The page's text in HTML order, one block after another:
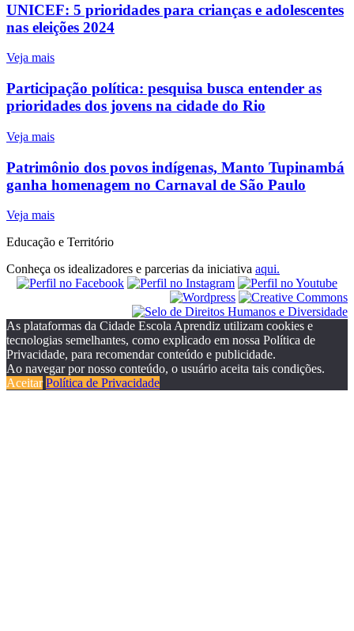
UNICEF: 5 prioridades para crianças e adolescentes
nas eleições 2024
Veja mais
Participação política: pesquisa busca entender as
prioridades dos jovens na cidade do Rio
Veja mais
Patrimônio dos povos indígenas, Manto Tupinambá
ganha homenagem no Carnaval de São Paulo
Veja mais
Educação e Território
Conheça os idealizadores e parcerias da iniciativa aqui.
As plataformas da Cidade Escola Aprendiz utilizam cookies e
tecnologias semelhantes, como explicado em nossa Política de
Privacidade, para recomendar conteúdo e publicidade.
Ao navegar por nosso conteúdo, o usuário aceita tais condições.
Aceitar Política de Privacidade